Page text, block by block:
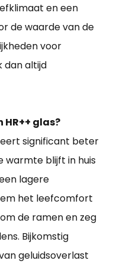
en een
de waarde van de
voor
dan altijd
glas?
significant beter
warmte blijft in huis
lagere
het leefcomfort
de ramen en zeg
Bijkomstig
geluidsoverlast